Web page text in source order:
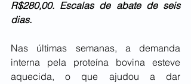
R$280,00. Escalas de abate de seis
dias.
Nas últimas semanas, a demanda
interna pela proteína bovina esteve
aquecida, o que ajudou a dar